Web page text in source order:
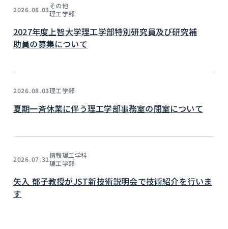
2026.08.03その他
理工学部
2027年度上智大学理工学部特別研究員及び研究補
助員の募集について
2026.08.03理工学部
夏期一斉休業に伴う理工学部事務室の閉室について
2026.07.31情報理工学科
理工学部
矢入 郁子教授がJST新技術説明会で技術紹介を行いま
す